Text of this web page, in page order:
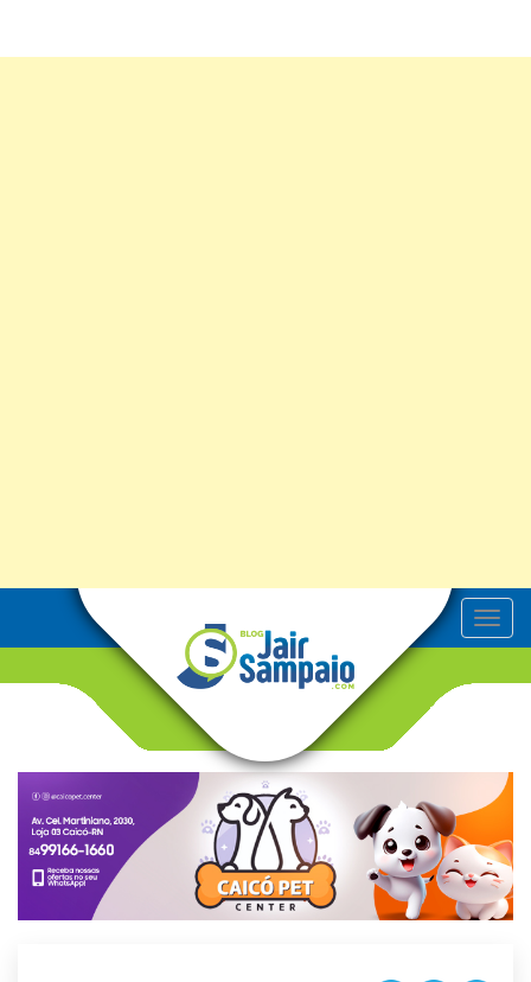
T
o
v
g
t
i
o
n